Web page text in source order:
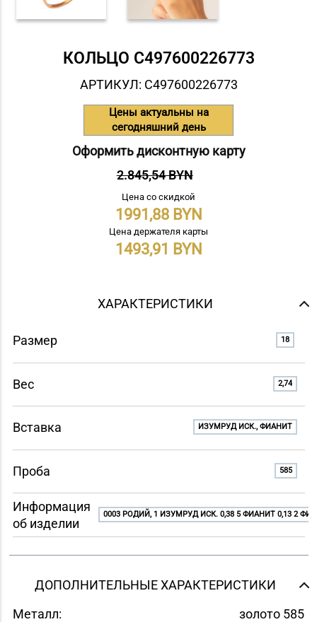
КОЛЬЦО С497600226773
АРТИКУЛ: С497600226773
Цены актуальны на
сегодняшний день
Оформить дисконтную карту
2.845,54 BYN
Цена со скидкой
1991,88
Цена держателя карты
1493,91
ХАРАКТЕРИСТИКИ
Размер 18
Вес 2,74
Вставка ИЗУМРУД ИСК., ФИАНИТ
Проба 585
Информация
об изделии
0003 РОДИЙ, 1 ИЗУМРУД ИСК. 0,38 5 ФИАНИТ 0,13 2
ДОПОЛНИТЕЛЬНЫЕ ХАРАКТЕРИСТИКИ
Металл:
золото 585